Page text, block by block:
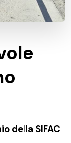
della SIFAC